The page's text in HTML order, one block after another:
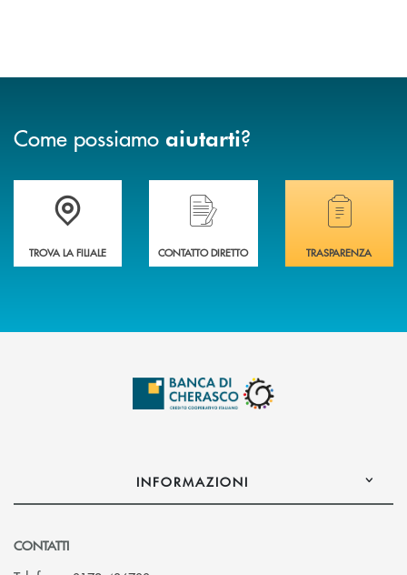
Come possiamo aiutarti?
Accedi all' elenco completo delle filiali .
TROVA LA FILIALE
Hai bisogno di assistenza immediata?
CONTATTO DIRETTO
Hai bisogno di
TRASPARENZA
INFORMAZIONI
CONTATTI